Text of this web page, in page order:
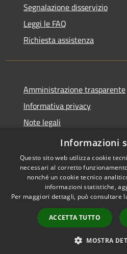
Segnalazione disservizio
Leggi le FAQ
Richiesta assistenza
Amministrazione trasparente
Informativa privacy
Note legali
Dichiarazione di accessibilità
Accessibilità
Informazioni
Questo sito web utilizza cookie
necessari al corretto
nonché un cookie tecnico
informazioni statistiche,
Per maggiori dettagli, può consultare
ACCETTA TUTTO
MOSTRA